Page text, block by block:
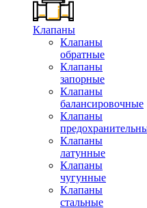
Клапаны
Клапаны
обратные
Клапаны
запорные
Клапаны
балансировочные
Клапаны
Клапаны
латунные
Клапаны
чугунные
Клапаны
стальные